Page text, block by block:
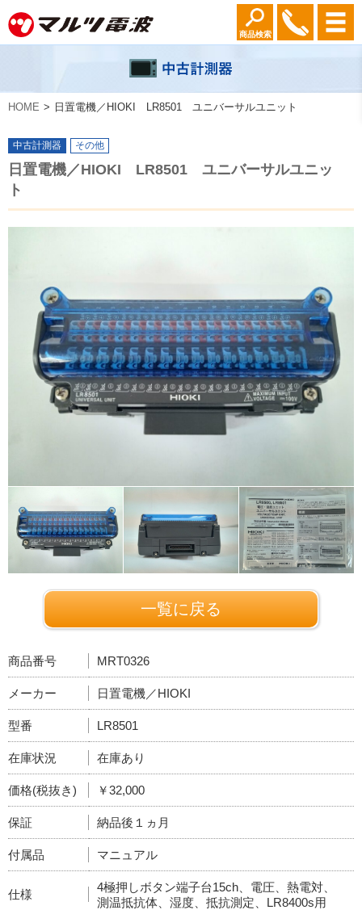
商品検索
HOME 日置電機／HIOKI LR8501 ユニバーサルユニット
中古計測器 その他
日置電機／HIOKI LR8501 ユニバーサルユニッ
ト
一覧に戻る
商品番号 MRT0326
メーカー 日置電機／HIOKI
型番 LR8501
在庫状況 在庫あり
価格(税抜き) ￥32,000
保証 納品後１ヵ月
付属品 マニュアル
仕様
4極押しボタン端子台15ch、電圧、熱電対、
測温抵抗体、湿度、抵抗測定、LR8400s用